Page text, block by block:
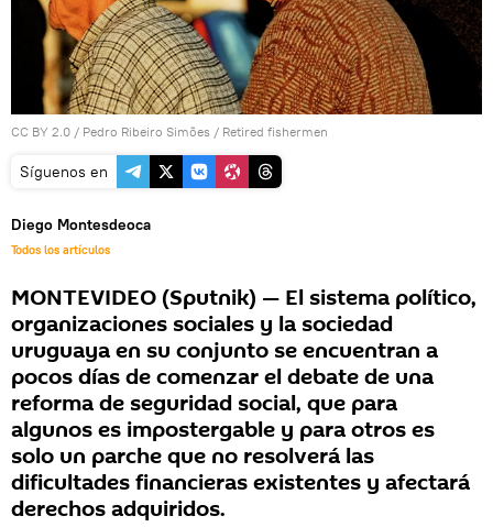
CC BY 2.0 / Pedro Ribeiro Simões / Retired fishermen
Síguenos en
Diego Montesdeoca
Todos los artículos
MONTEVIDEO (Sputnik) — El sistema político,
organizaciones sociales y la sociedad
uruguaya en su conjunto se encuentran a
pocos días de comenzar el debate de una
reforma de seguridad social, que para
algunos es impostergable y para otros es
solo un parche que no resolverá las
dificultades financieras existentes y afectará
derechos adquiridos.